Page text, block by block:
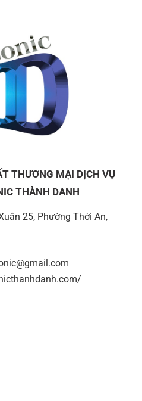
THƯƠNG MẠI DỊCH VỤ
THÀNH DANH
25, Phường Thới An,